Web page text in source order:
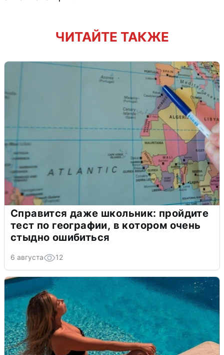
ЧИТАЙТЕ ТАКЖЕ
Справится даже школьник: пройдите
тест по географии, в котором очень
стыдно ошибиться
6 августа 12